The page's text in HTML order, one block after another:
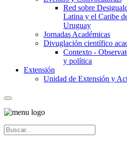
Red sobre
Latina y el Caribe
Uruguay
Jornadas Académicas
Divuglación científico
Contexto -
y política
Extensión
Unidad de Extensión y